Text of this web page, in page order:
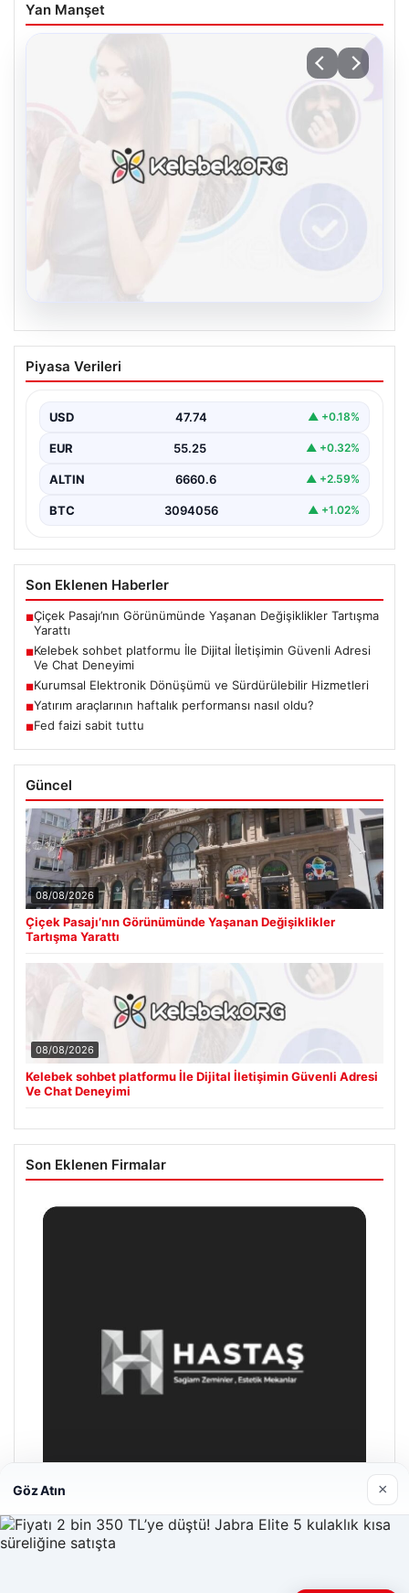
Yan Manşet
Kelebek sohbet platformu İle Dijital
İletişimin Güvenli Adresi Ve Chat
İnternet çağında bireylerin seviyeli bir biçimde iletişim
birçok…
Piyasa Verileri
USD 47.74 ▲ +0.18%
EUR 55.25 ▲ +0.32%
ALTIN 6660.6 ▲ +2.59%
BTC 3094056 ▲ +1.02%
Son Eklenen Haberler
■Çiçek Pasajı’nın Görünümünde Yaşanan Değişiklikler Tartışma
Yarattı
■Kelebek sohbet platformu İle Dijital İletişimin Güvenli Adresi
Ve Chat Deneyimi
■Kurumsal Elektronik Dönüşümü ve Sürdürülebilir Hizmetleri
■Yatırım araçlarının haftalık performansı nasıl oldu?
■Fed faizi sabit tuttu
Güncel
08/08/2026
Çiçek Pasajı’nın Görünümünde Yaşanan Değişiklikler
Tartışma Yarattı
08/08/2026
Kelebek sohbet platformu İle Dijital İletişimin Güvenli Adresi
Ve Chat Deneyimi
Son Eklenen Firmalar
Göz Atın ×